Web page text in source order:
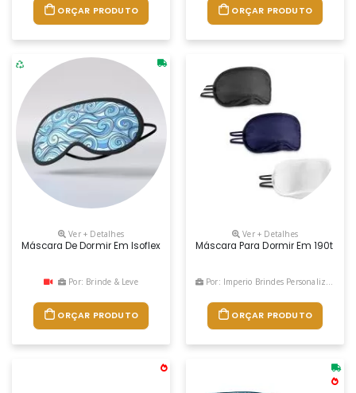
ORÇAR PRODUTO ORÇAR PRODUTO
Ver + Detalhes
Máscara De Dormir Em Isoflex, Esse Modelo De Máscaras De Dormir
Por: Brinde & Leve
ORÇAR PRODUTO
Ver + Detalhes
Máscara Para Dormir Em 190t
Por: Imperio Brindes Personalizados
ORÇAR PRODUTO